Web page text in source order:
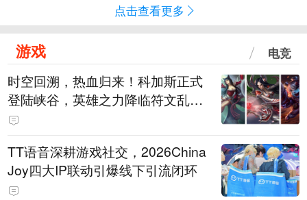
点击查看更多
游戏 电竞
时空回溯，热血归来！科加斯正式
登陆峡谷，英雄之力降临符文乱
斗！
TT语音深耕游戏社交，2026China
Joy四大IP联动引爆线下引流闭环